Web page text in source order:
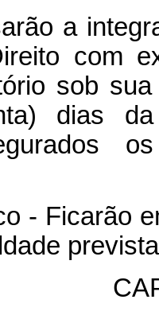
a
com
sob
dias
- Ficarão